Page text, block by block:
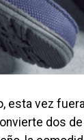
esta vez
dos